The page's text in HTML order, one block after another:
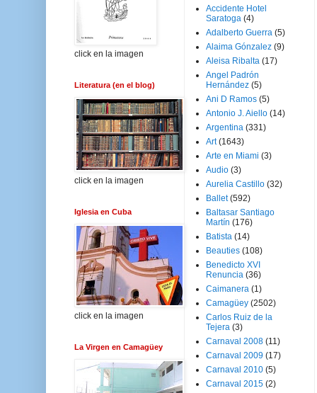
click en la imagen
Literatura (en el blog)
click en la imagen
Iglesia en Cuba
click en la imagen
La Virgen en Camagüey
Accidente Hotel
Saratoga (4)
Adalberto Guerra (5)
Alaima Gónzalez (9)
Aleisa Ribalta (17)
Angel Padrón
Hernández (5)
Ani D Ramos (5)
Antonio J. Aiello (14)
Argentina (331)
Art (1643)
Arte en Miami (3)
Audio (3)
Aurelia Castillo (32)
Ballet (592)
Baltasar Santiago
Martín (176)
Batista (14)
Beauties (108)
Benedicto XVI
Renuncia (36)
Caimanera (1)
Camagüey (2502)
Carlos Ruiz de la
Tejera (3)
Carnaval 2008 (11)
Carnaval 2009 (17)
Carnaval 2010 (5)
Carnaval 2015 (2)